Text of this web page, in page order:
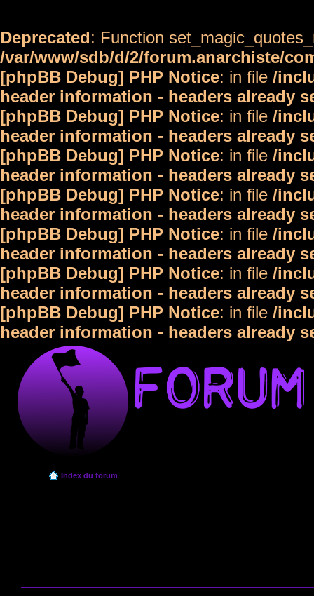
Deprecated: Function
/var/www/sdb/d/2/forum.anarchiste/
[phpBB Debug] PHP Notice: in file /
header information - headers already
[phpBB Debug] PHP Notice: in file /
header information - headers already
[phpBB Debug] PHP Notice: in file /
header information - headers already
[phpBB Debug] PHP Notice: in file /
header information - headers already
[phpBB Debug] PHP Notice: in file /
header information - headers already
[phpBB Debug] PHP Notice: in file /
header information - headers already
[phpBB Debug] PHP Notice: in file /
header information - headers already
Index du forum